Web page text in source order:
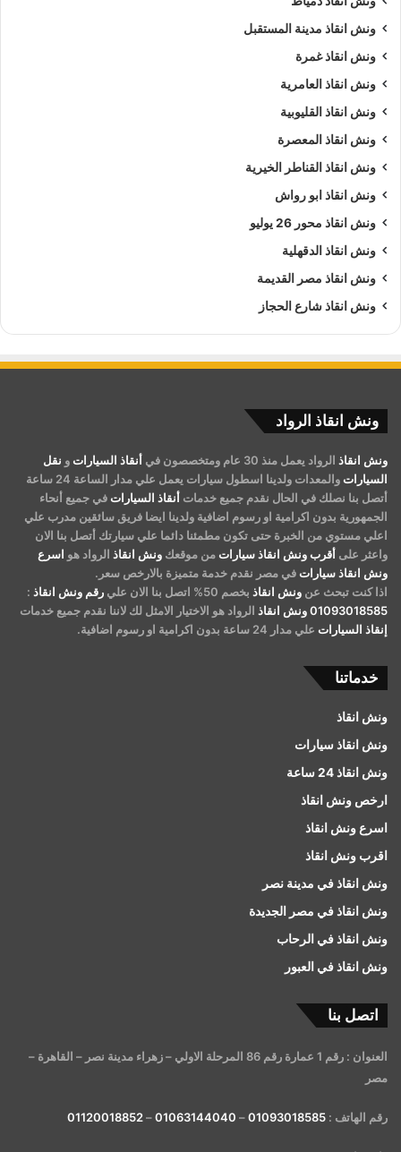
ونش انقاذ مدينة المستقبل
ونش انقاذ غمرة
ونش انقاذ العامرية
ونش انقاذ القليوبية
ونش انقاذ المعصرة
ونش انقاذ القناطر الخيرية
ونش انقاذ ابو رواش
ونش انقاذ محور 26 يوليو
ونش انقاذ الدقهلية
ونش انقاذ مصر القديمة
ونش انقاذ شارع الحجاز
ونش انقاذ الرواد
ونش انقاذ الرواد يعمل منذ 30 عام ومتخصصون في أنقاذ السيارات و نقل
السيارات
والمعدات ولدينا اسطول سيارات يعمل علي مدار الساعة 24 ساعة
أتصل بنا نصلك في الحال نقدم جميع خدمات أنقاذ السيارات في جميع أنحاء
الجمهورية بدون اكرامية او رسوم اضافية ولدينا ايضا فريق سائقين مدرب علي
اعلي مستوي من الخبرة حتى تكون مطمئنا دائما علي سيارتك أتصل بنا الان
واعثر على أقرب ونش انقاذ سيارات من موقعك ونش انقاذ الرواد هو اسرع
ونش انقاذ سيارات في مصر نقدم خدمة متميزة بالارخص سعر.
اذا كنت تبحث عن ونش انقاذ بخصم 50% اتصل بنا الان علي رقم ونش انقاذ :
01093018585ونش انقاذ الرواد هو الاختيار الامثل لك لاننا نقدم جميع خدمات
إنقاذ السيارات علي مدار 24 ساعة بدون اكرامية او رسوم اضافية.
خدماتنا
ونش انقاذ
ونش انقاذ سيارات
ونش انقاذ 24 ساعة
ارخص ونش انقاذ
اسرع ونش انقاذ
اقرب ونش انقاذ
ونش انقاذ في مدينة نصر
ونش انقاذ في مصر الجديدة
ونش انقاذ في الرحاب
ونش انقاذ في العبور
اتصل بنا
العنوان : رقم 1 عمارة رقم 86 المرحلة الاولي – زهراء مدينة نصر – القاهرة –
مصر
رقم الهاتف : 01093018585
–
01063144040
–
01120018852